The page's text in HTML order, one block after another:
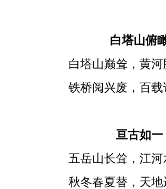
白塔山俯
白塔山巅耸，黄河
铁桥阅兴废，百载
亘古如一
五岳山长耸，江河
秋冬春夏替，天地